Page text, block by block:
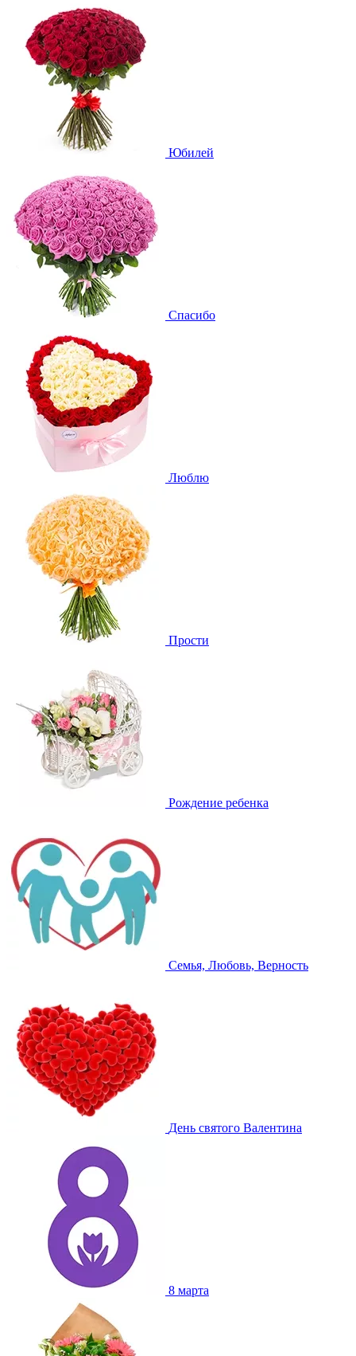
Юбилей
Спасибо
Люблю
Прости
Рождение ребенка
Семья, Любовь, Верность
День святого Валентина
8 марта